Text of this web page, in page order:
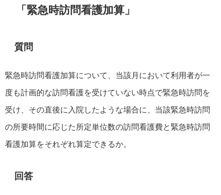
「緊急時訪問看護加算」
質問
緊急時訪問看護加算について、当該月において利用者が一
度も計画的な訪問看護を受けていない時点で緊急時訪問を
受け、その直後に入院したような場合に、当該緊急時訪問
の所要時間に応じた所定単位数の訪問看護費と緊急時訪問
看護加算をそれぞれ算定できるか。
回答